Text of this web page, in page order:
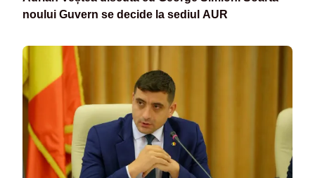
noului Guvern se decide la sediul AUR